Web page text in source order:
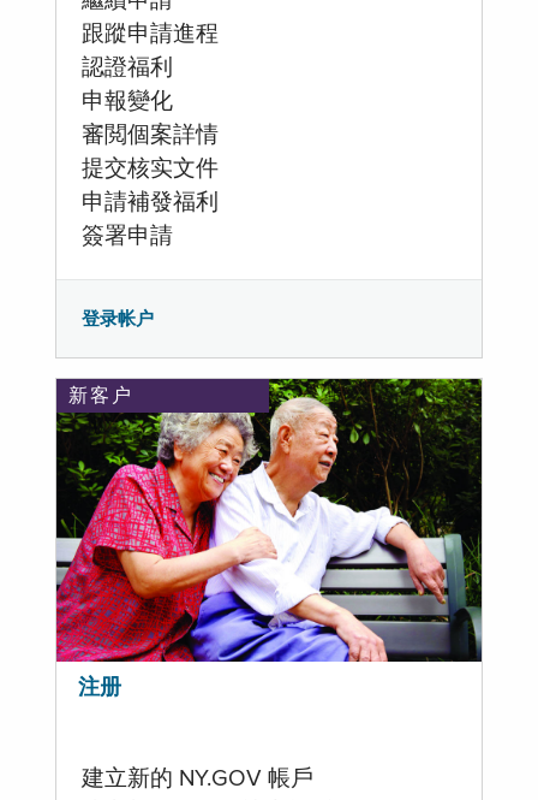
跟蹤申請進程
認證福利
申報變化
審閲個案詳情
提交核实文件
申請補發福利
簽署申請
登录帐户
新客户
注册
建立新的 NY.GOV 帳戶